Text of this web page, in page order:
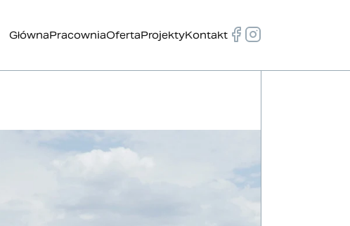
GłównaPracowniaOfertaProjektyKontakt